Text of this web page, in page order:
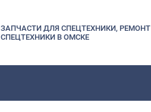
ЗАПЧАСТИ ДЛЯ СПЕЦТЕХНИКИ, РЕМОНТ
СПЕЦТЕХНИКИ В ОМСКЕ